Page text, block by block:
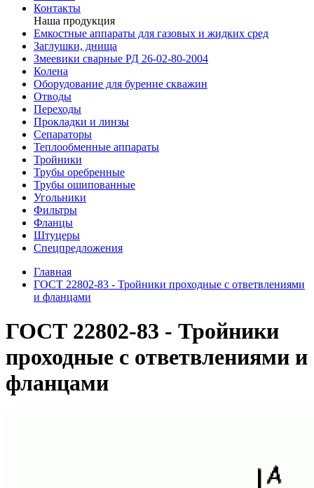
Контакты
Наша продукция
Емкостные аппараты для газовых и жидких сред
Заглушки, днища
Змеевики сварные РД 26-02-80-2004
Колена
Оборудование для бурение скважин
Отводы
Переходы
Прокладки и линзы
Сепараторы
Теплообменные аппараты
Тройники
Трубы оребренные
Трубы ошипованные
Угольники
Фильтры
Фланцы
Штуцеры
Спецпредложения
Главная
ГОСТ 22802-83 - Тройники проходные с ответвлениями
и фланцами
ГОСТ 22802-83 - Тройники
проходные с ответвлениями и
фланцами